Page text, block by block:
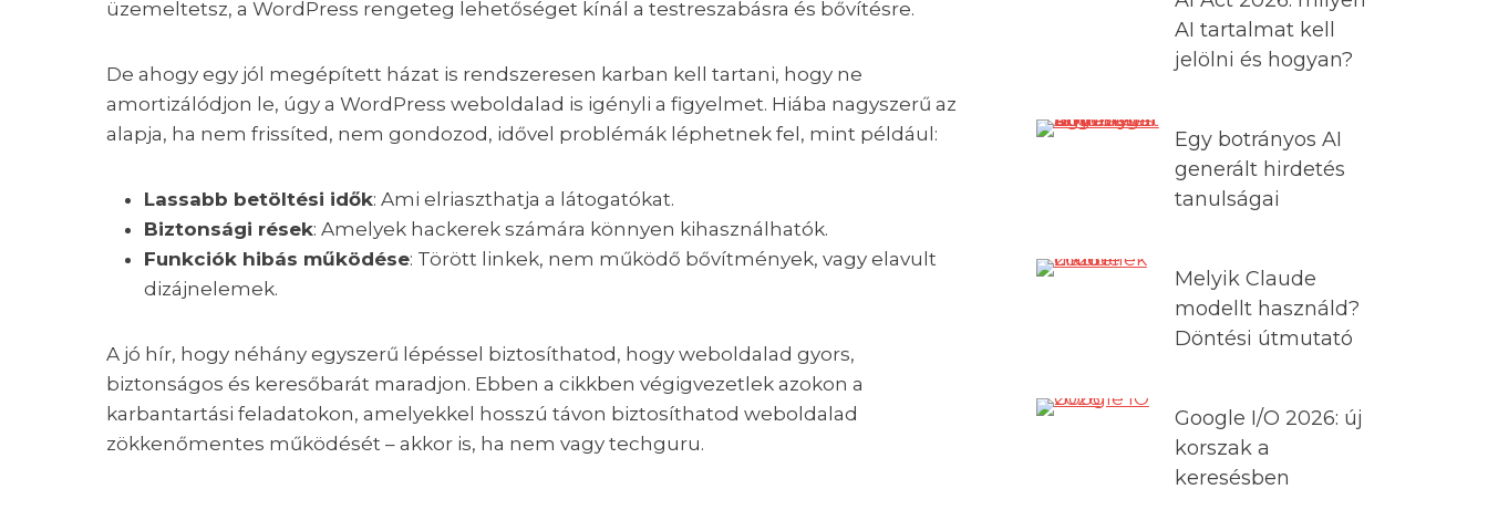
üzemeltetsz, a WordPress rengeteg lehetőséget kínál a testreszabásra és bővítésre.
De ahogy egy jól megépített házat is rendszeresen karban kell tartani, hogy ne
amortizálódjon le, úgy a WordPress weboldalad is igényli a figyelmet. Hiába nagyszerű az
alapja, ha nem frissíted, nem gondozod, idővel problémák léphetnek fel, mint például:
Lassabb betöltési idők: Ami elriaszthatja a látogatókat.
Biztonsági rések: Amelyek hackerek számára könnyen kihasználhatók.
Funkciók hibás működése: Törött linkek, nem működő bővítmények, vagy elavult
dizájnelemek.
A jó hír, hogy néhány egyszerű lépéssel biztosíthatod, hogy weboldalad gyors,
biztonságos és keresőbarát maradjon. Ebben a cikkben végigvezetlek azokon a
karbantartási feladatokon, amelyekkel hosszú távon biztosíthatod weboldalad
zökkenőmentes működését – akkor is, ha nem vagy techguru.
AI tartalmat kell
jelölni és hogyan?
Egy botrányos AI
generált hirdetés
tanulságai
Melyik Claude
modellt használd?
Döntési útmutató
Google I/O 2026: új
korszak a
keresésben